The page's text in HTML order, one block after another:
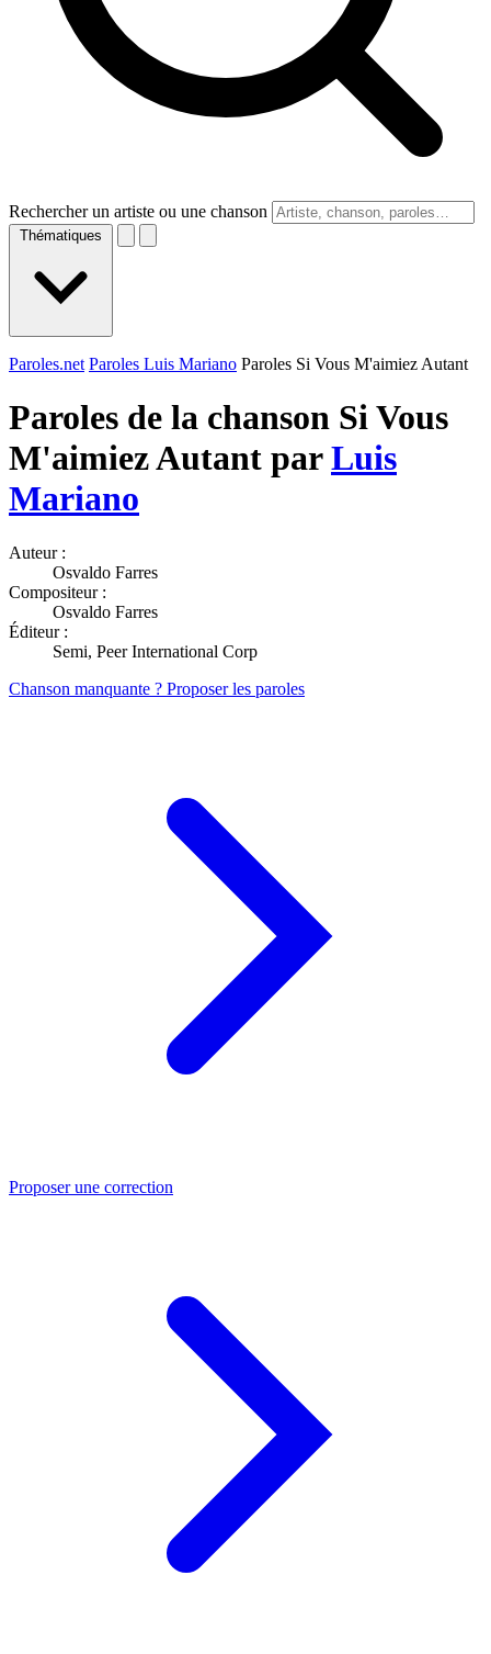
Rechercher un artiste ou une chanson
Thématiques
Paroles.net Paroles Luis Mariano Paroles Si Vous M'aimiez Autant
Paroles de la chanson Si Vous
M'aimiez Autant parLuis
Mariano
Auteur :
Osvaldo Farres
Compositeur :
Osvaldo Farres
Éditeur :
Semi, Peer International Corp
Chanson manquante ? Proposer les paroles
Proposer une correction